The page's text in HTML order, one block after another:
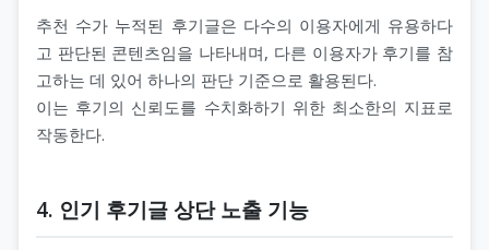
추천 수가 누적된 후기글은 다수의 이용자에게 유용하다
고 판단된 콘텐츠임을 나타내며, 다른 이용자가 후기를 참
고하는 데 있어 하나의 판단 기준으로 활용된다.
이는 후기의 신뢰도를 수치화하기 위한 최소한의 지표로
작동한다.
4. 인기 후기글 상단 노출 기능